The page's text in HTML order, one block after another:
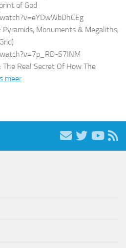
of God
Monuments & Megaliths,
S7INM
Real Secret Of How The
meer